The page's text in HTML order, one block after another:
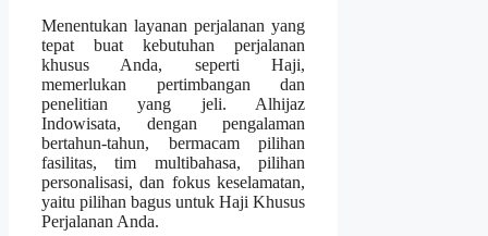
Menentukan layanan perjalanan yang
tepat buat kebutuhan perjalanan
khusus Anda, seperti Haji,
memerlukan pertimbangan dan
penelitian yang jeli. Alhijaz
Indowisata, dengan pengalaman
bertahun-tahun, bermacam pilihan
fasilitas, tim multibahasa, pilihan
personalisasi, dan fokus keselamatan,
yaitu pilihan bagus untuk Haji Khusus
Perjalanan Anda.